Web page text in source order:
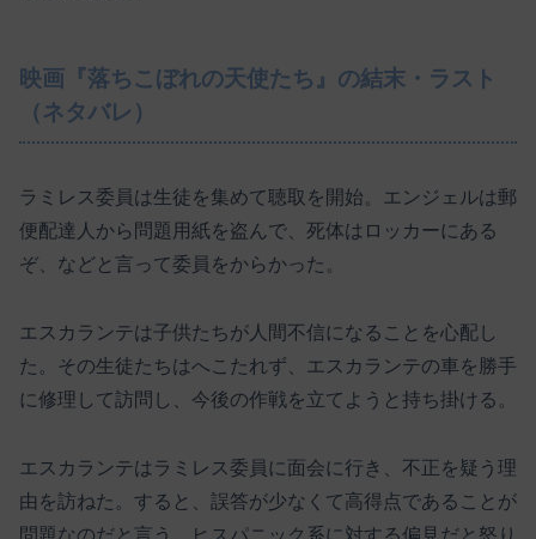
映画『落ちこぼれの天使たち』の結末・ラスト
（ネタバレ）
ラミレス委員は生徒を集めて聴取を開始。エンジェルは郵
便配達人から問題用紙を盗んで、死体はロッカーにある
ぞ、などと言って委員をからかった。
エスカランテは子供たちが人間不信になることを心配し
た。その生徒たちはへこたれず、エスカランテの車を勝手
に修理して訪問し、今後の作戦を立てようと持ち掛ける。
エスカランテはラミレス委員に面会に行き、不正を疑う理
由を訪ねた。すると、誤答が少なくて高得点であることが
問題なのだと言う。ヒスパニック系に対する偏見だと怒り